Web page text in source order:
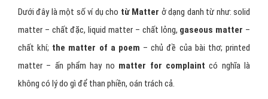
Dưới đây là một số ví dụ cho từ Matter ở dạng danh từ như: solid
matter – chất đặc, liquid matter – chất lỏng, gaseous matter –
chất khí; the matter of a poem – chủ đề của bài thơ; printed
matter – ấn phẩm hay no matter for complaint có nghĩa là
không có lý do gì để than phiền, oán trách cả.